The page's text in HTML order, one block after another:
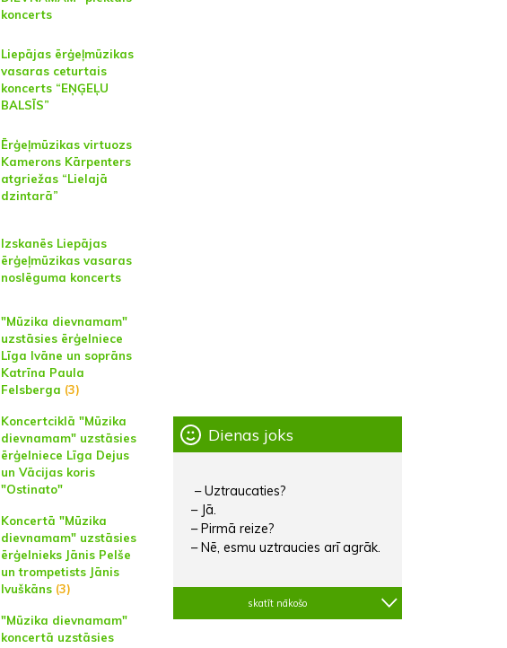
koncerts
Liepājas ērģeļmūzikas
vasaras ceturtais
koncerts “EŅĢEĻU
BALSĪS”
Ērģeļmūzikas virtuozs
Kamerons Kārpenters
atgriežas “Lielajā
dzintarā”
Izskanēs Liepājas
ērģeļmūzikas vasaras
noslēguma koncerts
"Mūzika dievnamam"
uzstāsies ērģelniece
Līga Ivāne un soprāns
Katrīna Paula
Felsberga (3)
Koncertciklā "Mūzika
dievnamam" uzstāsies
ērģelniece Līga Dejus
un Vācijas koris
"Ostinato"
Koncertā "Mūzika
dievnamam" uzstāsies
ērģelnieks Jānis Pelše
un trompetists Jānis
Ivuškāns(3)
"Mūzika dievnamam"
koncertā uzstāsies
Dienas joks
– Uztraucaties?
– Jā.
– Pirmā reize?
– Nē, esmu uztraucies arī agrāk.
skatīt nākošo